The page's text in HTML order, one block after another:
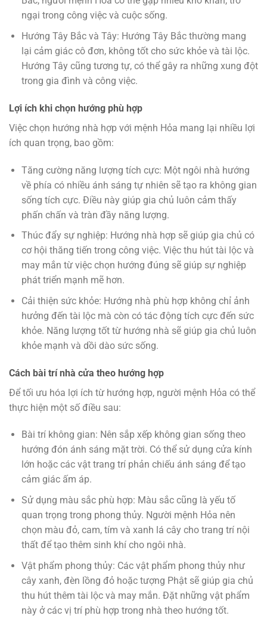
ngại trong công việc và cuộc sống.
Hướng Tây Bắc và Tây: Hướng Tây Bắc thường mang
lại cảm giác cô đơn, không tốt cho sức khỏe và tài lộc.
Hướng Tây cũng tương tự, có thể gây ra những xung đột
trong gia đình và công việc.
Lợi ích khi chọn hướng phù hợp
Việc chọn hướng nhà hợp với mệnh Hỏa mang lại nhiều lợi
ích quan trọng, bao gồm:
Tăng cường năng lượng tích cực: Một ngôi nhà hướng
về phía có nhiều ánh sáng tự nhiên sẽ tạo ra không gian
sống tích cực. Điều này giúp gia chủ luôn cảm thấy
phấn chấn và tràn đầy năng lượng.
Thúc đẩy sự nghiệp: Hướng nhà hợp sẽ giúp gia chủ có
cơ hội thăng tiến trong công việc. Việc thu hút tài lộc và
may mắn từ việc chọn hướng đúng sẽ giúp sự nghiệp
phát triển mạnh mẽ hơn.
Cải thiện sức khỏe: Hướng nhà phù hợp không chỉ ảnh
hưởng đến tài lộc mà còn có tác động tích cực đến sức
khỏe. Năng lượng tốt từ hướng nhà sẽ giúp gia chủ luôn
khỏe mạnh và dồi dào sức sống.
Cách bài trí nhà cửa theo hướng hợp
Để tối ưu hóa lợi ích từ hướng hợp, người mệnh Hỏa có thể
thực hiện một số điều sau:
Bài trí không gian: Nên sắp xếp không gian sống theo
hướng đón ánh sáng mặt trời. Có thể sử dụng cửa kính
lớn hoặc các vật trang trí phản chiếu ánh sáng để tạo
cảm giác ấm áp.
Sử dụng màu sắc phù hợp: Màu sắc cũng là yếu tố
quan trọng trong phong thủy. Người mệnh Hỏa nên
chọn màu đỏ, cam, tím và xanh lá cây cho trang trí nội
thất để tạo thêm sinh khí cho ngôi nhà.
Vật phẩm phong thủy: Các vật phẩm phong thủy như
cây xanh, đèn lồng đỏ hoặc tượng Phật sẽ giúp gia chủ
thu hút thêm tài lộc và may mắn. Đặt những vật phẩm
này ở các vị trí phù hợp trong nhà theo hướng tốt.